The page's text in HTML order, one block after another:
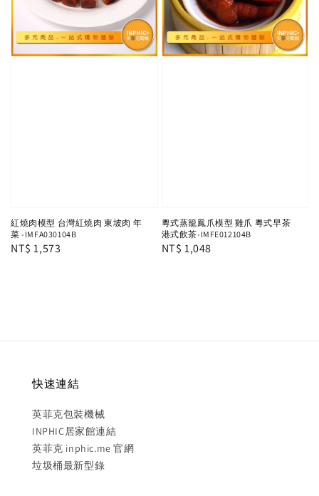
紅燒肉模型 台灣紅燒肉 東坡肉 年
菜 -IMFA030104B
Regular
NT$ 1,573
粵式蒸籠鳳爪模型 雞爪 粵式早茶
港式飲茶-IMFE012104B
Regular
NT$ 1,048
快速連結
英菲克包裝機械
INPHIC居家館連結
英菲克 inphic.me 官網
垃圾桶最新型錄